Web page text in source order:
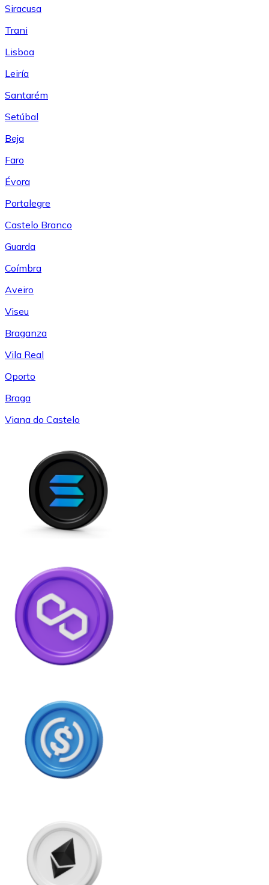
Siracusa
Trani
Lisboa
Leiría
Santarém
Setúbal
Beja
Faro
Évora
Portalegre
Castelo Branco
Guarda
Coímbra
Aveiro
Viseu
Braganza
Vila Real
Oporto
Braga
Viana do Castelo